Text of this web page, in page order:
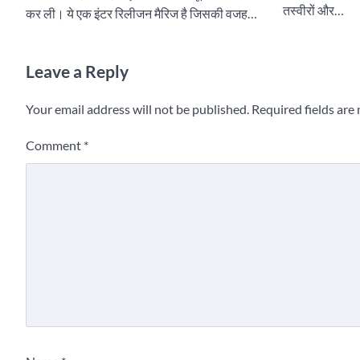
कर ली। ये एक इंटर रिलीजन मैरिज है जिसकी वजह…
तस्वीरों और…
Leave a Reply
Your email address will not be published. Required fields are
Comment *